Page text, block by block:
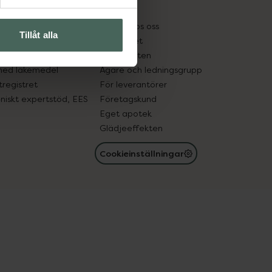
Tillåt alla
in gammal medicin
läkemedel
expertstöd, EES
Pressrum
Jobba hos oss
Hållbarhet
Samarbeten
Ägare och ledningsgrupp
För leverantörer
Företagskund
Eget apotek
Glädjeeffekten
Cookieinställningar